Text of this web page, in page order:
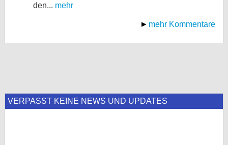
den... mehr
mehr Kommentare
VERPASST KEINE NEWS UND UPDATES